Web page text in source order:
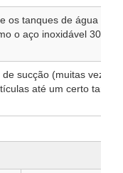
os tanques de água são
o aço inoxidável 304)
sucção (muitas vezes
até um certo